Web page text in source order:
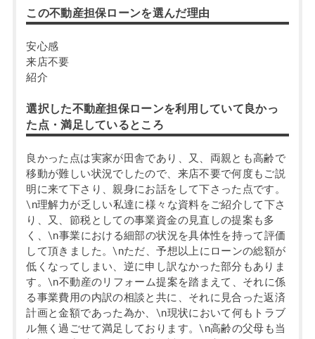
この不動産担保ローンを選んだ理由
安心感
来店不要
紹介
選択した不動産担保ローンを利用していて良かっ
た点・満足しているところ
良かった点は実家が田舎であり、又、両親とも高齢で
移動が難しい状況でしたので、来店不要で何度もご説
明に来て下さり、親身にお話をして下さった点です。
\n理解力が乏しい私達に様々な資料をご紹介して下さ
り、又、節税としての事業資金の見直しの提案も多
く、\n事業における細部の状況を具体性を持って評価
して頂きました。\nただ、予想以上にローンの総額が
低くなってしまい、逆に申し訳なかった部分もありま
す。\n不動産のリフォーム提案を踏まえて、それに係
る事業費用の内訳の相談と共に、それに見合った返済
計画と金額であった為か、\n現状において何もトラブ
ル無く過ごせて満足しております。\n高齢の父母も当